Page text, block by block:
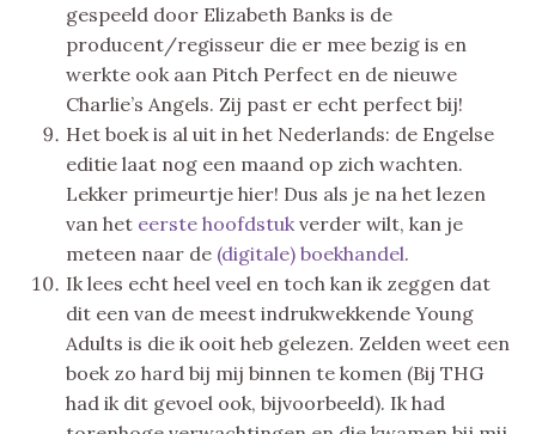
gespeeld door Elizabeth Banks is de
producent/regisseur die er mee bezig is en
werkte ook aan Pitch Perfect en de nieuwe
Charlie’s Angels. Zij past er echt perfect bij!
Het boek is al uit in het Nederlands: de Engelse
editie laat nog een maand op zich wachten.
Lekker primeurtje hier! Dus als je na het lezen
van het eerste hoofdstuk verder wilt, kan je
meteen naar de (digitale) boekhandel.
Ik lees echt heel veel en toch kan ik zeggen dat
dit een van de meest indrukwekkende Young
Adults is die ik ooit heb gelezen. Zelden weet een
boek zo hard bij mij binnen te komen (Bij THG
had ik dit gevoel ook, bijvoorbeeld). Ik had